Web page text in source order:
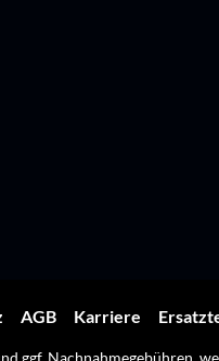
AGB Karriere